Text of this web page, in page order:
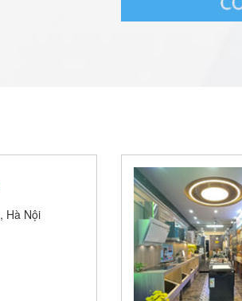
Hà Nội